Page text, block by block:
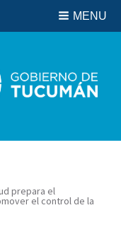
MENU
prepara el
el control de la